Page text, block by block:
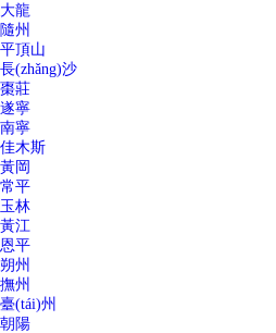
大龍
隨州
平頂山
長(zhǎng)沙
棗莊
遂寧
南寧
佳木斯
黃岡
常平
玉林
黃江
恩平
朔州
撫州
臺(tái)州
朝陽